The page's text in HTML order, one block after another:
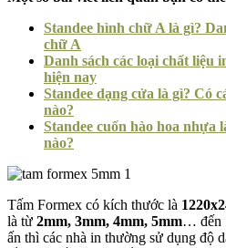
Standee hình chữ A là gì?
chữ A
Danh sách các loại chất liệu
hiện nay
Standee dạng cửa là gì? Có
nào?
Standee cuốn hào hoa nhựa
nào?
Tấm Formex có kích thước là
là từ 2mm, 3mm, 4mm, 5mm… đến
ấn thì các nhà in thường sử dụng độ